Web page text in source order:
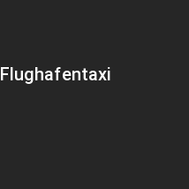
Flughafentaxi